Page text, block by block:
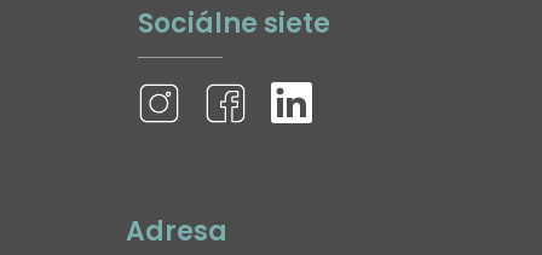
Sociálne siete
Adresa